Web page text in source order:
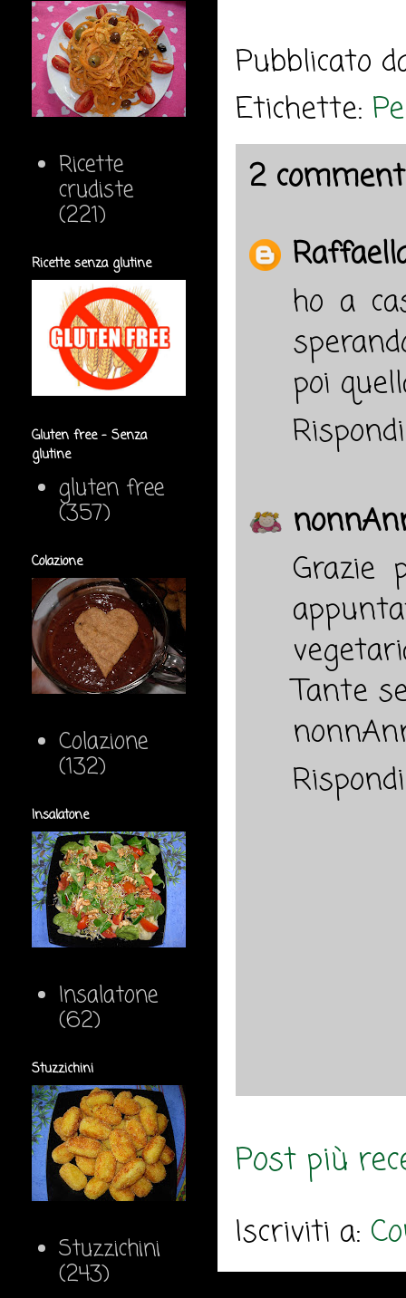
Pubblicato
Etichette:
2
ho a
poi
Rispondi
Grazie
Tante
Rispondi
Post più
Iscriviti a:
Ricette
crudiste
(221)
Ricette senza glutine
Gluten free - Senza
glutine
gluten free
(357)
Colazione
Colazione
(132)
Insalatone
Insalatone
(62)
Stuzzichini
Stuzzichini
(243)